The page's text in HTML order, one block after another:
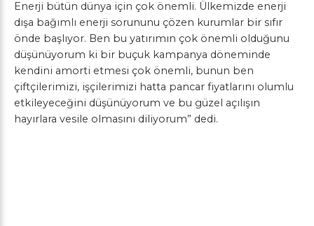
Enerji bütün dünya için çok önemli. Ülkemizde enerji
dışa bağımlı enerji sorununu çözen kurumlar bir sıfır
önde başlıyor. Ben bu yatırımın çok önemli olduğunu
düşünüyorum ki bir buçuk kampanya döneminde
kendini amorti etmesi çok önemli, bunun ben
çiftçilerimizi, işçilerimizi hatta pancar fiyatlarını olumlu
etkileyeceğini düşünüyorum ve bu güzel açılışın
hayırlara vesile olmasını diliyorum” dedi.